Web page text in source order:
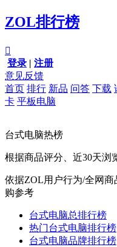
ZOL排行榜

登录 | 注册
意见反馈
首页 排行 新品 问答 下载
卡 平板电脑
台式电脑热榜
根据商品评分、近30天浏
依据ZOL用户行为/全网
购参考
台式电脑总排行榜
热门台式电脑排行榜
台式电脑品牌排行榜